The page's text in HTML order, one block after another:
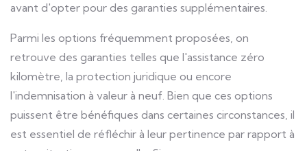
avant d'opter pour des garanties supplémentaires.
Parmi les options fréquemment proposées, on
retrouve des garanties telles que l'assistance zéro
kilomètre, la protection juridique ou encore
l'indemnisation à valeur à neuf. Bien que ces options
puissent être bénéfiques dans certaines circonstances, il
est essentiel de réfléchir à leur pertinence par rapport à